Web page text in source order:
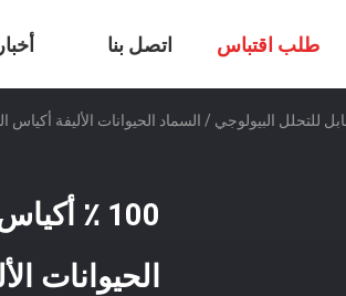
أخبار اتصل بنا طلب اقتباس
100 ٪
الحيوانات